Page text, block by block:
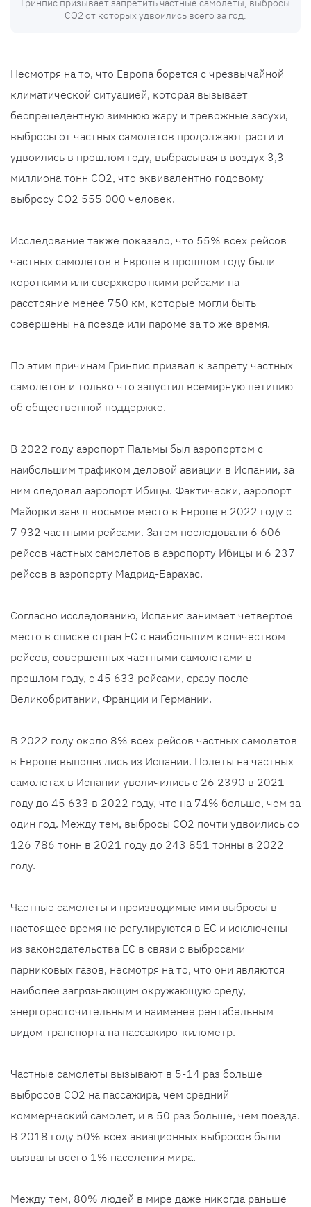
Гринпис призывает запретить частные самолеты, выбросы
CO2 от которых удвоились всего за год.
Несмотря на то, что Европа борется с чрезвычайной
климатической ситуацией, которая вызывает
беспрецедентную зимнюю жару и тревожные засухи,
выбросы от частных самолетов продолжают расти и
удвоились в прошлом году, выбрасывая в воздух 3,3
миллиона тонн CO2, что эквивалентно годовому
выбросу CO2 555 000 человек.
Исследование также показало, что 55% всех рейсов
частных самолетов в Европе в прошлом году были
короткими или сверхкороткими рейсами на
расстояние менее 750 км, которые могли быть
совершены на поезде или пароме за то же время.
По этим причинам Гринпис призвал к запрету частных
самолетов и только что запустил всемирную петицию
об общественной поддержке.
В 2022 году аэропорт Пальмы был аэропортом с
наибольшим трафиком деловой авиации в Испании, за
ним следовал аэропорт Ибицы. Фактически, аэропорт
Майорки занял восьмое место в Европе в 2022 году с
7 932 частными рейсами. Затем последовали 6 606
рейсов частных самолетов в аэропорту Ибицы и 6 237
рейсов в аэропорту Мадрид-Барахас.
Согласно исследованию, Испания занимает четвертое
место в списке стран ЕС с наибольшим количеством
рейсов, совершенных частными самолетами в
прошлом году, с 45 633 рейсами, сразу после
Великобритании, Франции и Германии.
В 2022 году около 8% всех рейсов частных самолетов
в Европе выполнялись из Испании. Полеты на частных
самолетах в Испании увеличились с 26 2390 в 2021
году до 45 633 в 2022 году, что на 74% больше, чем за
один год. Между тем, выбросы CO2 почти удвоились со
126 786 тонн в 2021 году до 243 851 тонны в 2022
году.
Частные самолеты и производимые ими выбросы в
настоящее время не регулируются в ЕС и исключены
из законодательства ЕС в связи с выбросами
парниковых газов, несмотря на то, что они являются
наиболее загрязняющим окружающую среду,
энергорасточительным и наименее рентабельным
видом транспорта на пассажиро-километр.
Частные самолеты вызывают в 5-14 раз больше
выбросов CO2 на пассажира, чем средний
коммерческий самолет, и в 50 раз больше, чем поезда.
В 2018 году 50% всех авиационных выбросов были
вызваны всего 1% населения мира.
Между тем, 80% людей в мире даже никогда раньше